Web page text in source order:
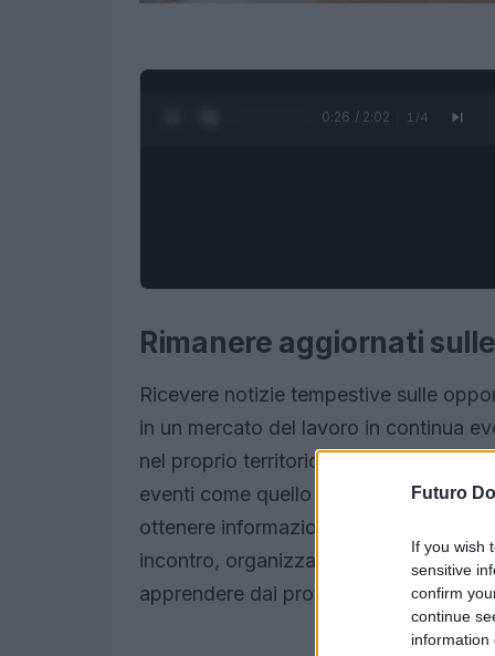
Futuro
If you wish
sensitive
confirm
continue
information
0:27 / 2:02 1 /4
Rimanere aggiornati
Ricevere notizie tempestive sulle
in un mercato del lavoro in continua
nel proprio territorio può fare la
eventi come quello del 6 maggio,
ottenere informazioni preziose per
incontro, organizzato da Afolmet Red
apprendere dai professionisti del